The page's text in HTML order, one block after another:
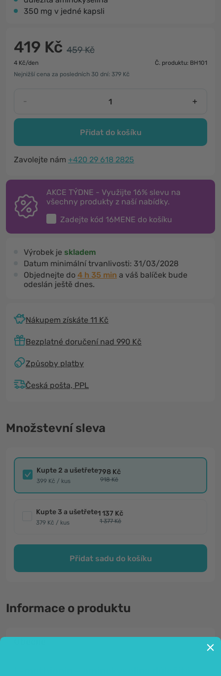
350 mg v jedné kapsli
419 Kč 459 Kč
4 Kč/den
Č. produktu: BH101
Nejnižší cena za posledních 30 dní: 379 Kč
- +
Přidat do košíku
Zavolejte nám +420 29 618 2825
AKCE TÝDNE - Využijte 16% slevu na
všechny produkty z naší nabídky.
Zadejte kód 16MENE do košíku
Výrobek je skladem
Datum minimální trvanlivosti: 31/03/2028
Objednejte do 4 h 35 min a váš balíček bude
odeslán ještě dnes.
Nákupem získáte 11 Kč
Bezplatné doručení nad 990 Kč
Způsoby platby
Česká pošta, PPL
Množstevní sleva
Kupte 2 a ušetřete
399 Kč / kus
798 Kč
918 Kč
Kupte 3 a ušetřete
379 Kč / kus
1 137 Kč
1 377 Kč
Přidat sadu do košíku
Informace o produktu